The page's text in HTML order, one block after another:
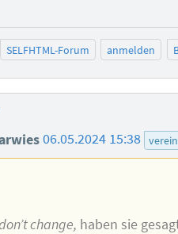
SELFHTML-Forum anmelden
06.05.2024 15:38 verein
change, haben sie